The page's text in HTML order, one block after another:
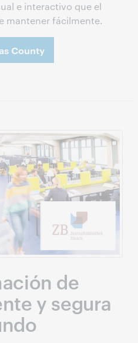
e interactivo que el
mantener fácilmente.
County
de
y segura